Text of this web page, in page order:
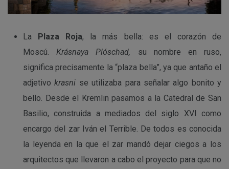
La Plaza Roja, la más bella: es el corazón de
Moscú.Krásnaya Plóschad, su nombre en ruso,
significa precisamente la “plaza bella”, ya que antaño el
adjetivokrasni se utilizaba para señalar algo bonito y
bello. Desde el Kremlin pasamos a la Catedral de San
Basilio, construida a mediados del siglo XVI como
encargo del zar Iván el Terrible. De todos es conocida
la leyenda en la que el zar mandó dejar ciegos a los
arquitectos que llevaron a cabo el proyecto para que no